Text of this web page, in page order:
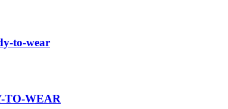
to-wear
TO-WEAR